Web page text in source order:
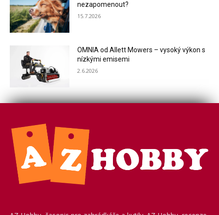
nezapomenout?
15.7.2026
OMNIA od Allett Mowers – vysoký výkon s
nízkými emisemi
2.6.2026